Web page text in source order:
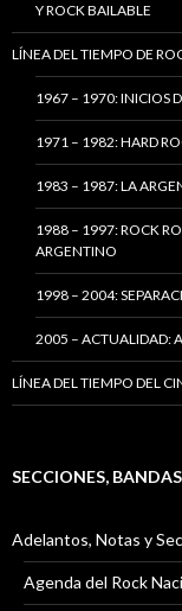
Y ROCK BAILABLE
LÍNEA DEL TIEMPO DE
1967 – 1970: INICIOS
1971 – 1982: HARD
1983 – 1987: LA
1988 – 1997: ROCK
ARGENTINO
1998 – 2004:
2005 – ACTUALIDAD:
LÍNEA DEL TIEMPO DEL
SECCIONES,
Adelantos, Notas y
Agenda del Rock